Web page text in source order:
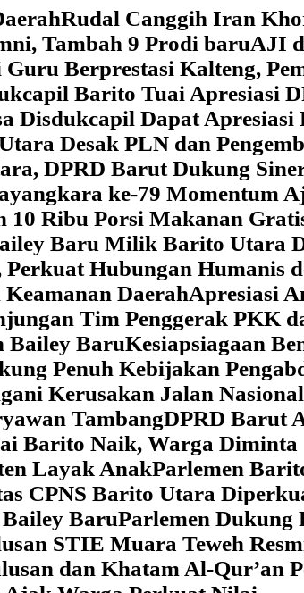
Rudal Canggih Iran
Tambah 9 Prodi baruAJI
Berprestasi Kalteng,
Barito Tuai Apresiasi
Disdukcapil Dapat Apresiasi
Desak PLN dan
DPRD Barut Dukung
ke-79 Momentum
10 Ribu Porsi Makanan
Baru Milik Barito Utara
Hubungan Humanis
DaerahApresiasi
Tim Penggerak PKK
Bailey BaruKesiapsiagaan
Penuh Kebijakan
Kerusakan Jalan Nasional
TambangDPRD Barut
Barito Naik, Warga Diminta
Layak AnakParlemen
CPNS Barito Utara
BaruParlemen Dukung
STIE Muara Teweh
dan Khatam Al-Qur’an